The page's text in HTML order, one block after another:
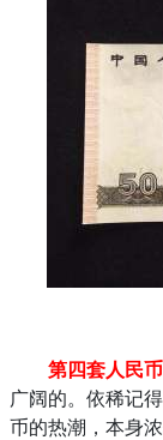
第四套人民
广阔的。依稀记
币的热潮，本身